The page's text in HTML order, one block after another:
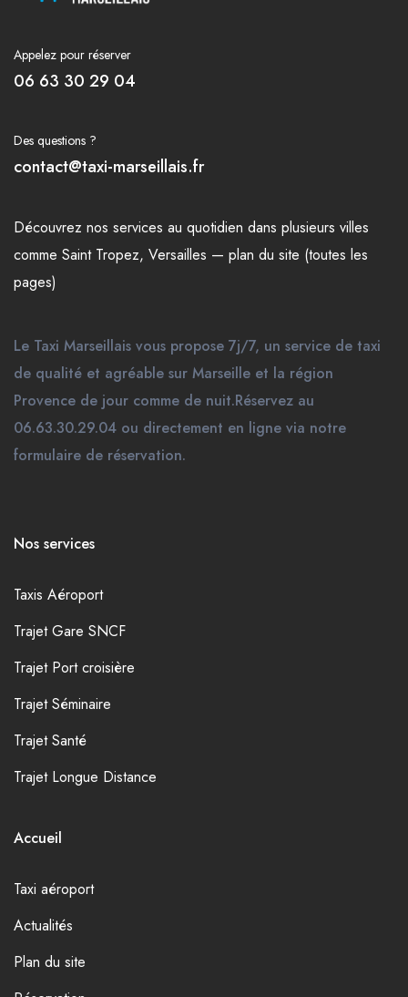
Appelez pour réserver
06 63 30 29 04
Des questions ?
contact@taxi-marseillais.fr
Découvrez nos services au quotidien dans plusieurs villes
comme Saint Tropez, Versailles — plan du site (toutes les
pages)
Le Taxi Marseillais vous propose 7j/7, un service de taxi
de qualité et agréable sur Marseille et la région
Provence de jour comme de nuit.Réservez au
06.63.30.29.04 ou directement en ligne via notre
formulaire de réservation.
Nos services
Taxis Aéroport
Trajet Gare SNCF
Trajet Port croisière
Trajet Séminaire
Trajet Santé
Trajet Longue Distance
Accueil
Taxi aéroport
Actualités
Plan du site